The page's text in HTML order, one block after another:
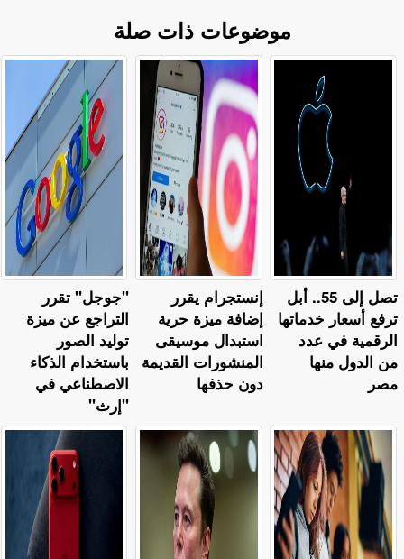
موضوعات ذات صلة
"جوجل" تقرر
التراجع عن ميزة
توليد الصور
باستخدام الذكاء
الاصطناعي في
"إرث"
إنستجرام يقرر
إضافة ميزة حرية
استبدال موسيقى
المنشورات القديمة
دون حذفها
تصل إلى 55.. أبل
ترفع أسعار خدماتها
الرقمية في عدد
من الدول منها
مصر